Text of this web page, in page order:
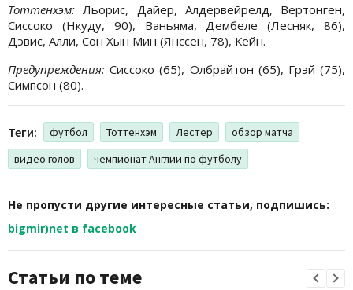
Тоттенхэм: Льорис, Дайер, Алдервейрелд, Вертонген,
Сиссоко (Нкуду, 90), Ваньяма, Дембеле (Лесняк, 86),
Дэвис, Алли, Сон Хын Мин (Янссен, 78), Кейн.
Предупреждения: Сиссоко (65), Олбрайтон (65), Грэй (75),
Симпсон (80).
Теги: футбол Тоттенхэм Лестер
обзор матча
видео голов
чемпионат Англии по футболу
Не пропусти другие интересные статьи, подпишись:
bigmir)net в facebook
Статьи по теме